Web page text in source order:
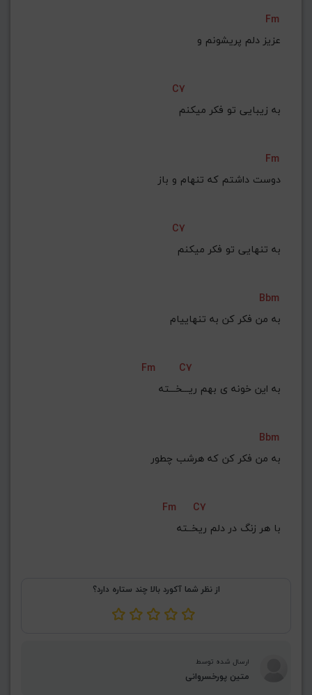
Fm
عزیز دلم پریشونم و
C7
به زیبایی تو فکر میکنم
Fm
دوست داشتم که تنهام و باز
C7
به تنهایی تو فکر میکنم
Bbm
Fm
C7
به این خونه ی بهم ریـــخـــته
Bbm
به من فکر کن که هرشب چطور
Fm
C7
با هر زنگ در دلم ریخــته
از نظر شما آکورد بالا چند ستاره دارد؟
ارسال شده توسط
متین پورخسروانی